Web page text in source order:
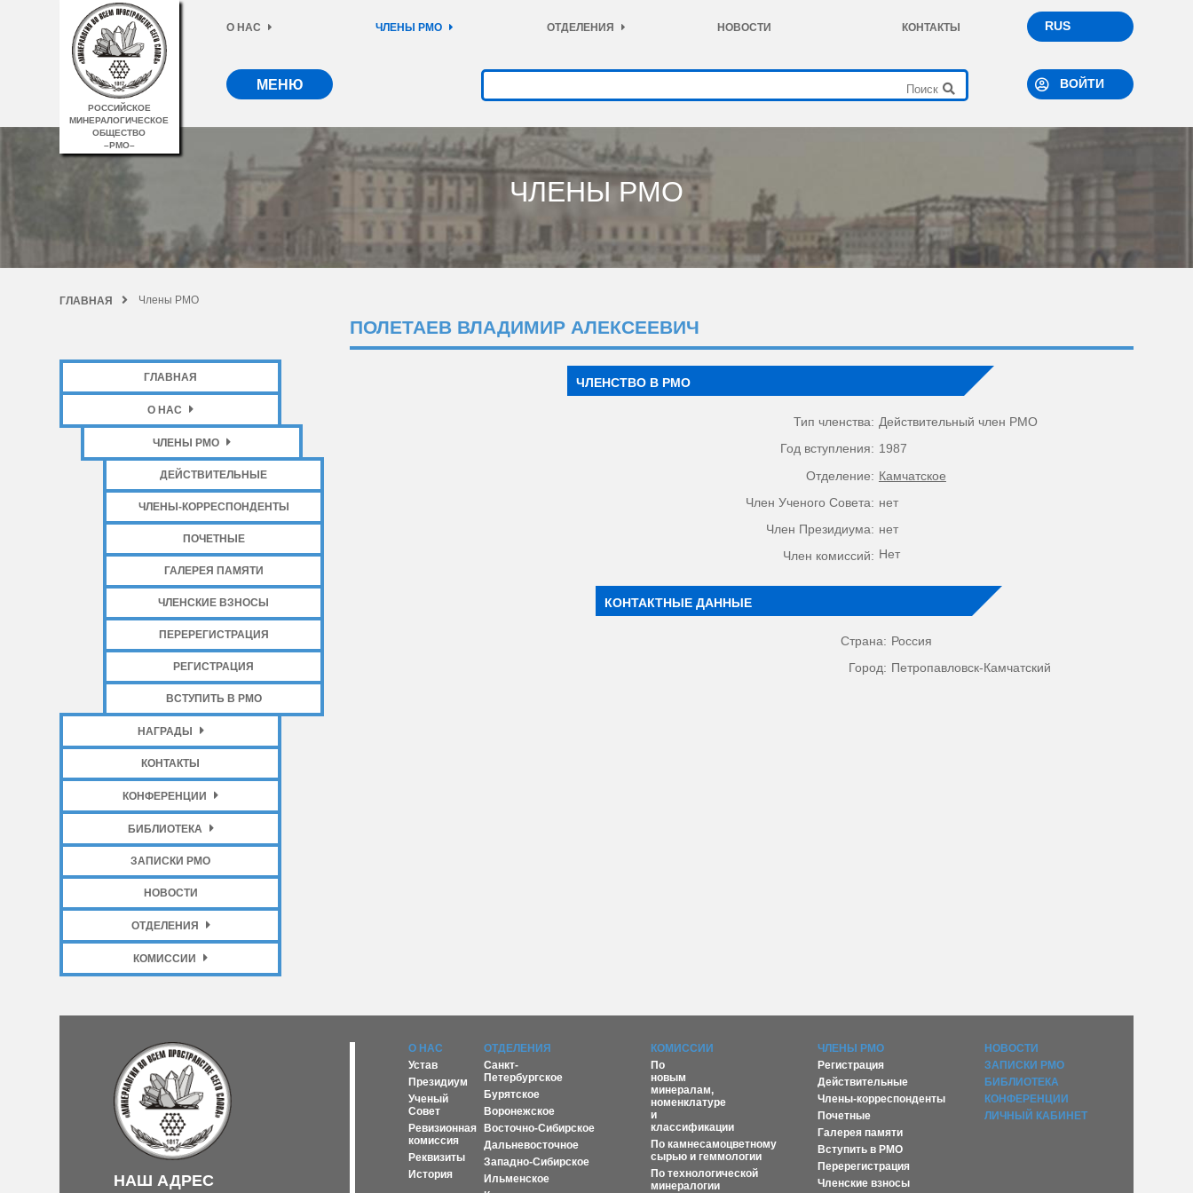
РОССИЙСКОЕ
МИНЕРАЛОГИЧЕСКОЕ
ОБЩЕСТВО
–РМО–
О НАС ЧЛЕНЫ РМО ОТДЕЛЕНИЯ НОВОСТИ КОНТАКТЫ RUS
МЕНЮ ВОЙТИ
ЧЛЕНЫ РМО
ГЛАВНАЯ Члены РМО
ГЛАВНАЯ
О НАС
ЧЛЕНЫ РМО
ДЕЙСТВИТЕЛЬНЫЕ
ЧЛЕНЫ-КОРРЕСПОНДЕНТЫ
ПОЧЕТНЫЕ
ГАЛЕРЕЯ ПАМЯТИ
ЧЛЕНСКИЕ ВЗНОСЫ
ПЕРЕРЕГИСТРАЦИЯ
РЕГИСТРАЦИЯ
ВСТУПИТЬ В РМО
НАГРАДЫ
КОНТАКТЫ
КОНФЕРЕНЦИИ
БИБЛИОТЕКА
ЗАПИСКИ РМО
НОВОСТИ
ОТДЕЛЕНИЯ
КОМИССИИ
ПОЛЕТАЕВ ВЛАДИМИР АЛЕКСЕЕВИЧ
ЧЛЕНСТВО В РМО
Тип членства: Действительный член РМО
Год вступления: 1987
Отделение: Камчатское
Член Ученого Совета: нет
Член Президиума: нет
Член комиссий: Нет
КОНТАКТНЫЕ ДАННЫЕ
Страна: Россия
Город: Петропавловск-Камчатский
НАШ АДРЕС
О НАС
Устав
Президиум
Ученый
Совет
Ревизионная
комиссия
Реквизиты
История
ОТДЕЛЕНИЯ
Санкт-
Петербургское
Бурятское
Воронежское
Восточно-Сибирское
Дальневосточное
Западно-Сибирское
Ильменское
КОМИССИИ
По
новым
минералам,
номенклатуре
и
классификации
По камнесамоцветному
сырью и геммологии
По технологической
минералогии
ЧЛЕНЫ РМО
Регистрация
Действительные
Члены-корреспонденты
Почетные
Галерея памяти
Вступить в РМО
Перерегистрация
Членские взносы
НОВОСТИ
ЗАПИСКИ РМО
БИБЛИОТЕКА
КОНФЕРЕНЦИИ
ЛИЧНЫЙ КАБИНЕТ